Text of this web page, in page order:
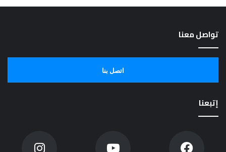
تواصل معنا
اتصل بنا
إتبعنا